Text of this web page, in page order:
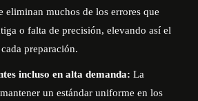
eliminan muchos de los errores que
o falta de precisión, elevando así el
preparación.
incluso en alta demanda: La
un estándar uniforme en los